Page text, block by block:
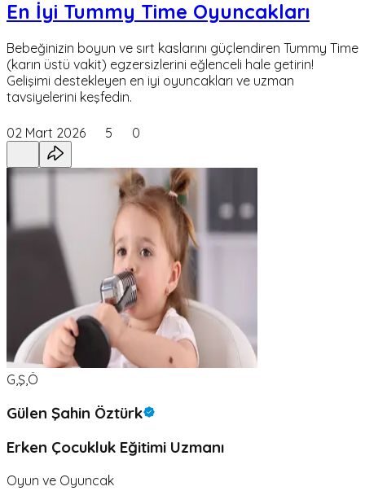
En İyi Tummy Time Oyuncakları
Bebeğinizin boyun ve sırt kaslarını güçlendiren Tummy Time
(karın üstü vakit) egzersizlerini eğlenceli hale getirin!
Gelişimi destekleyen en iyi oyuncakları ve uzman
tavsiyelerini keşfedin.
02 Mart 2026 5 0
G,Ş,Ö
Gülen Şahin Öztürk
Erken Çocukluk Eğitimi Uzmanı
Oyun ve Oyuncak